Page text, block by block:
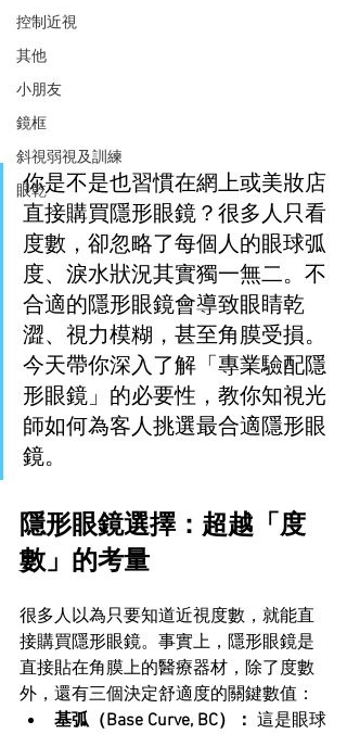
控制近視
其他
小朋友
鏡框
斜視弱視及訓練
眼乾
你是不是也習慣在網上或美妝店
直接購買隱形眼鏡？很多人只看
度數，卻忽略了每個人的眼球弧
度、淚水狀況其實獨一無二。不
合適的隱形眼鏡會導致眼睛乾
澀、視力模糊，甚至角膜受損。
今天帶你深入了解「專業驗配隱
形眼鏡」的必要性，教你知視光
師如何為客人挑選最合適隱形眼
鏡。
隱形眼鏡選擇：超越「度
數」的考量
很多人以為只要知道近視度數，就能直
接購買隱形眼鏡。事實上，隱形眼鏡是
直接貼在角膜上的醫療器材，除了度數
外，還有三個決定舒適度的關鍵數值：
基弧（Base Curve, BC）： 這是眼球